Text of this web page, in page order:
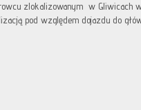
zlokalizowanym w Gliwicach
pod względem dojazdu do